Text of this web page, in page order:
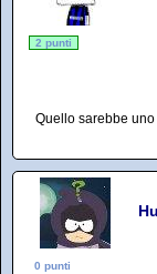
2 punti
Quello sarebbe
0 punti